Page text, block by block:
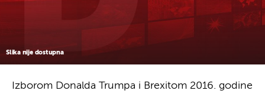
Slika nije dostupna
Izborom Donalda Trumpa i Brexitom 2016. godine